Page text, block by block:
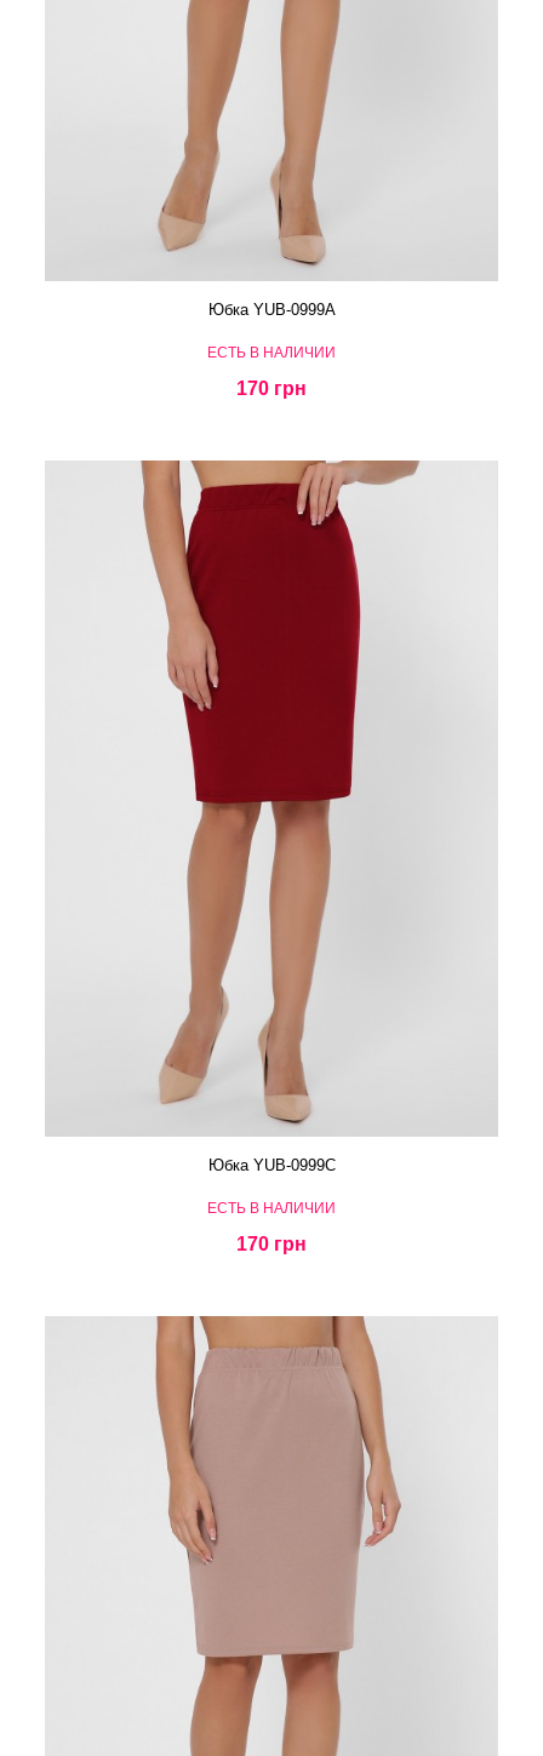
Юбка YUB-0999A
ЕСТЬ В НАЛИЧИИ
170 грн
Юбка YUB-0999C
ЕСТЬ В НАЛИЧИИ
170 грн